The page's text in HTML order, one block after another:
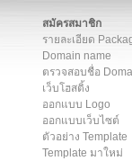
สมัครสมาชิก
รายละเอียด
Domain name
ตรวจสอบชื่อ
เว็บโฮสติ้ง
ออกแบบ Logo
ออกแบบเว็บไซต์
ตัวอย่าง Template
Template มาใหม่